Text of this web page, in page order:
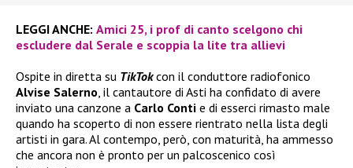
LEGGI ANCHE: Amici 25, i prof di canto scelgono chi
escludere dal Serale e scoppia la lite tra allievi
Ospite in diretta su TikTokcon il conduttore radiofonico
Alvise Salerno, il cantautore di Asti ha confidato di avere
inviato una canzone a Carlo Conti e di esserci rimasto male
quando ha scoperto di non essere rientrato nella lista degli
artisti in gara. Al contempo, però, con maturità, ha ammesso
che ancora non è pronto per un palcoscenico così